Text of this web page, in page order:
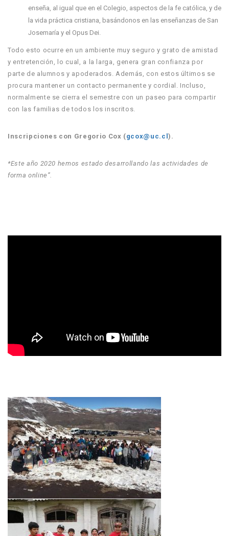
enseña, al igual que en el Colegio, aspectos de la fe católica, y de
la vida práctica cristiana, basándonos en las enseñanzas de San
Josemaría y el Opus Dei.
Todo esto ocurre en un ambiente muy seguro y grato de amistad
y entretención, lo cual, a la larga, genera gran confianza por
parte de alumnos y apoderados. Además, con estos últimos se
procura mantener un contacto permanente y cordial. Incluso,
normalmente se cierra el semestre con un paseo para compartir
con las familias de todos los inscritos.
Inscripciones con Gregorio Cox (gcox@uc.cl).
*Este año 2020 hemos estado desarrollando las actividades de
forma online”.